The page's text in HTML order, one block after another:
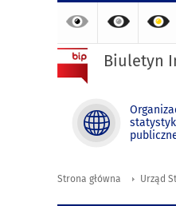
Biuletyn
Strona główna Urząd